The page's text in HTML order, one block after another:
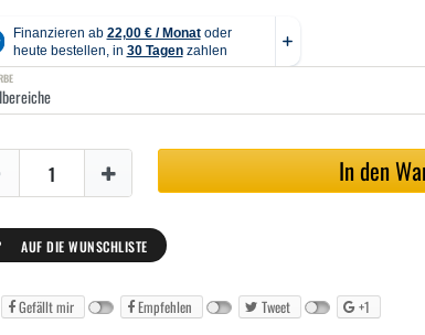
In den
AUF DIE WUNSCHLISTE
Gefällt mir Empfehlen Tweet +1